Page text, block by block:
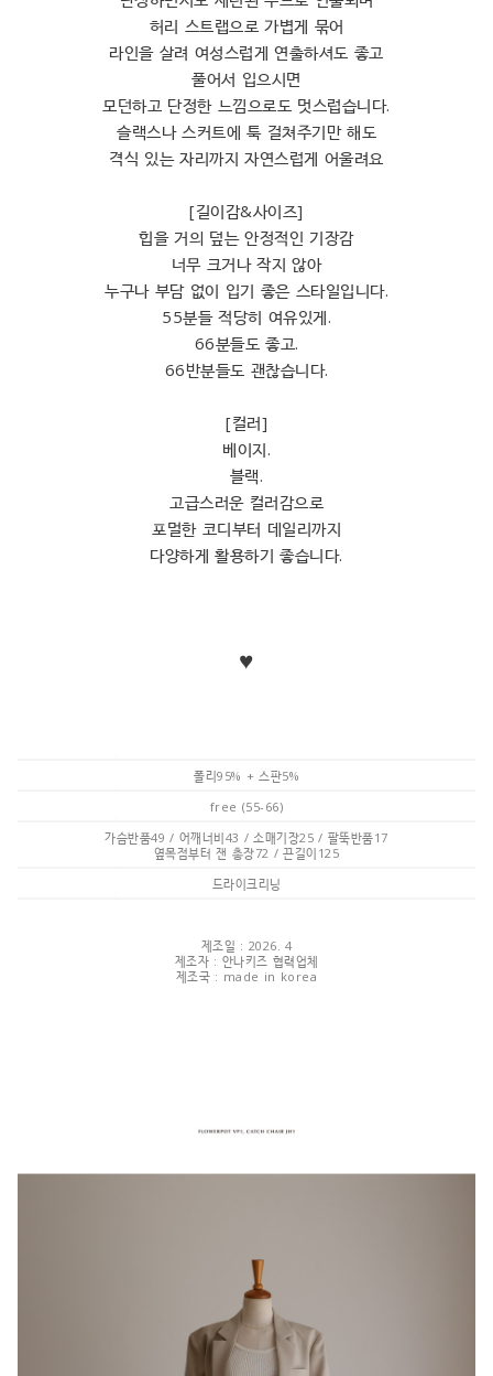
허리 스트랩으로 가볍게 묶어
라인을 살려 여성스럽게 연출하셔도 좋고
풀어서 입으시면
모던하고 단정한 느낌으로도 멋스럽습니다.
슬랙스나 스커트에 툭 걸쳐주기만 해도
격식 있는 자리까지 자연스럽게 어울려요
[길이감&사이즈]
힙을 거의 덮는 안정적인 기장감
너무 크거나 작지 않아
누구나 부담 없이 입기 좋은 스타일입니다.
55분들 적당히 여유있게.
66분들도 좋고.
66반분들도 괜찮습니다.
[컬러]
베이지.
블랙.
고급스러운 컬러감으로
포멀한 코디부터 데일리까지
다양하게 활용하기 좋습니다.
♥
폴리95% + 스판5%
free (55-66)
가슴반품49 / 어깨너비43 / 소매기장25 / 팔뚝반품17
옆목점부터 잰 총장72 / 끈길이125
드라이크리닝
제조일 : 2026. 4
제조자 : 안나키즈 협력업체
제조국 : made in korea